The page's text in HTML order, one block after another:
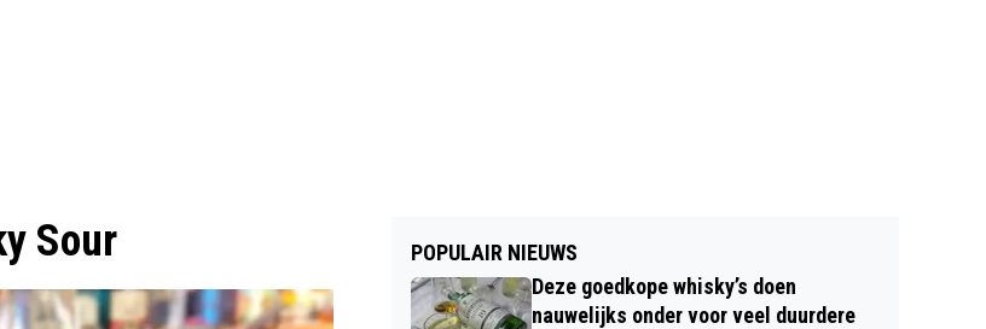
Sour
POPULAIR NIEUWS
Deze goedkope whisky’s doen
nauwelijks onder voor veel duurdere